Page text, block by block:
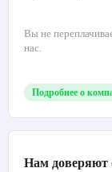
Вы не
нас.
Подробнее о
Нам доверяют